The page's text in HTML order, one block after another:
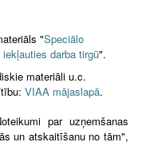
"Speciālo
darba tirgū".
materiāli u.c.
VIAA mājaslapā.
par uzņemšanas
un atskaitīšanu no tām",